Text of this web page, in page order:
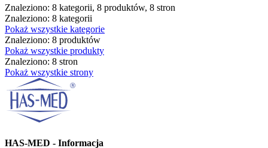
Znaleziono: 8 kategorii, 8 produktów, 8 stron
Znaleziono: 8 kategorii
Pokaż wszystkie kategorie
Znaleziono: 8 produktów
Pokaż wszystkie produkty
Znaleziono: 8 stron
Pokaż wszystkie strony
HAS-MED - Informacja